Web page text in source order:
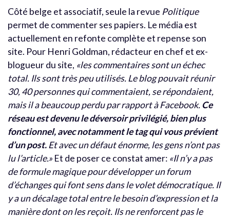
Côté belge et associatif, seule la revue Politique
permet de commenter ses papiers. Le média est
actuellement en refonte complète et repense son
site. Pour Henri Goldman, rédacteur en chef et ex-
blogueur du site, «les commentaires sont un échec
total. Ils sont très peu utilisés. Le blog pouvait réunir
30, 40 personnes qui commentaient, se répondaient,
mais il a beaucoup perdu par rapport à Facebook.Ce
réseau est devenu le déversoir privilégié, bien plus
fonctionnel, avec notamment le tag qui vous prévient
d’un post.Et avec un défaut énorme, les gens n’ont pas
lu l’article.» Et de poser ce constat amer: «Il n’y a pas
de formule magique pour développer un forum
d’échanges qui font sens dans le volet démocratique. Il
y a un décalage total entre le besoin d’expression et la
manière dont on les reçoit. Ils ne renforcent pas le